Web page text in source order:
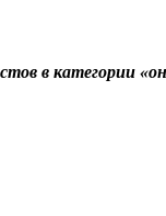
в категории